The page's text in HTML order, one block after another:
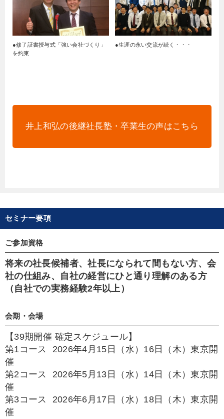
●修了証書授与式「強い会社づくり」
を約束
●生涯の永い交流が続く・・・
井上和弘の後継社長塾・卒業生の声はこちら
セミナー要項
ご参加資格
将来の社長候補者、社長になられて間もない方、会
社の仕組み、自社の経営にひと通り理解のある方
（自社での実務経験2年以上）
会期・会場
【39期開催 確定スケジュール】
第1コース 2026年4月15日（水）16日（木）東京開
催
第2コース 2026年5月13日（水）14日（木）東京開
催
第3コース 2026年6月17日（水）18日（木）東京開
催